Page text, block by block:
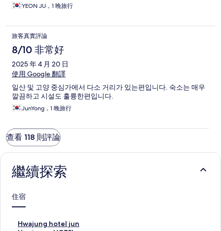
YEON JU，1 晚旅行
旅客真實評論
8/10 非常好
2025 年 4 月 20 日
使用 Google 翻譯
일산 및 고양 중심가에서 다소 거리가 있는편입니다. 숙소는 매우
깔끔하고 시설도 훌륭한편입니다.
JunYong，1 晚旅行
查看 118 則評論
繼續探索
住宿
Hwajung hotel jun
H